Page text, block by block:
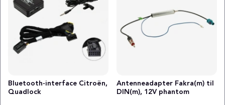
Bluetooth-interface Citroën,
Quadlock
Antenneadapter Fakra(m) til
DIN(m), 12V phantom